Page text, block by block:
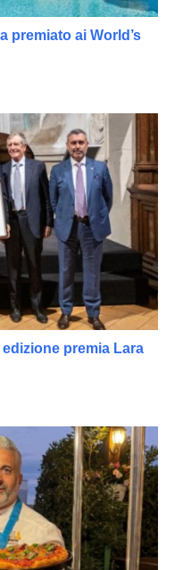
premiato ai World’s
premia Lara